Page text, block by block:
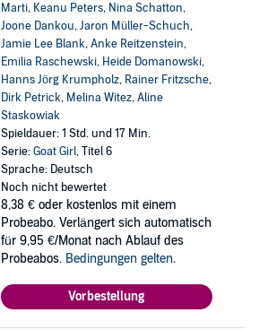
Marti, Keanu Peters, Nina Schatton,
Joone Dankou,Jaron Müller-Schuch,
Jamie Lee Blank,Anke Reitzenstein,
Emilia Raschewski, Heide Domanowski,
Hanns Jörg Krumpholz, Rainer Fritzsche,
Dirk Petrick, Melina Witez,Aline
Staskowiak
Spieldauer: 1 Std. und 17 Min.
Serie:Goat Girl, Titel 6
Sprache: Deutsch
Noch nicht bewertet
8,38 € oder kostenlos mit einem
Probeabo. Verlängert sich automatisch
für 9,95 €/Monat nach Ablauf des
Probeabos. Bedingungen gelten.
Vorbestellung